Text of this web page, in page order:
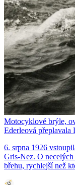
Motocyklové brýle,
Ederleová přeplavala
6. srpna 1926
Gris-Nez. O
břehu, rychlejší než